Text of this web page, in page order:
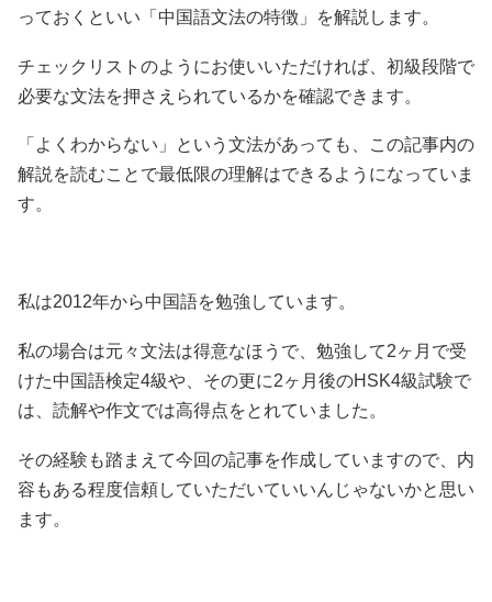
っておくといい「中国語文法の特徴」を解説します。
チェックリストのようにお使いいただければ、初級段階で
必要な文法を押さえられているかを確認できます。
「よくわからない」という文法があっても、この記事内の
解説を読むことで最低限の理解はできるようになっていま
す。
私は2012年から中国語を勉強しています。
私の場合は元々文法は得意なほうで、勉強して2ヶ月で受
けた中国語検定4級や、その更に2ヶ月後のHSK4級試験で
は、読解や作文では高得点をとれていました。
その経験も踏まえて今回の記事を作成していますので、内
容もある程度信頼していただいていいんじゃないかと思い
ます。